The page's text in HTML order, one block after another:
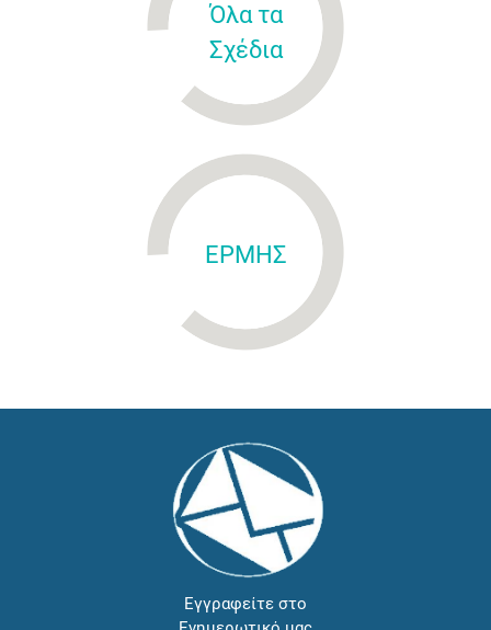
Όλα τα
Σχέδια
ΕΡΜΗΣ
Εγγραφείτε στο